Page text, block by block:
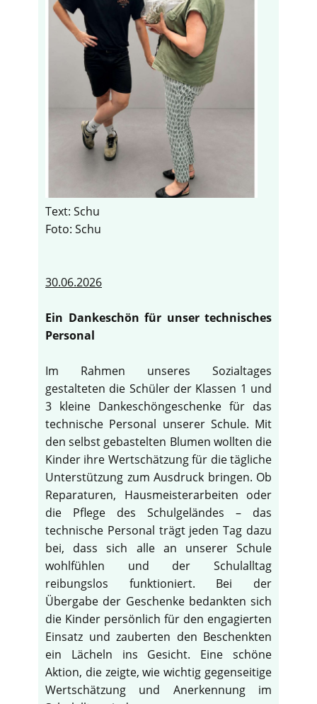
Text: Schu
Foto: Schu
30.06.2026
Ein Dankeschön für unser technisches
Personal
Im Rahmen unseres Sozialtages
gestalteten die Schüler der Klassen 1 und
3 kleine Dankeschöngeschenke für das
technische Personal unserer Schule. Mit
den selbst gebastelten Blumen wollten die
Kinder ihre Wertschätzung für die tägliche
Unterstützung zum Ausdruck bringen. Ob
Reparaturen, Hausmeisterarbeiten oder
die Pflege des Schulgeländes – das
technische Personal trägt jeden Tag dazu
bei, dass sich alle an unserer Schule
wohlfühlen und der Schulalltag
reibungslos funktioniert. Bei der
Übergabe der Geschenke bedankten sich
die Kinder persönlich für den engagierten
Einsatz und zauberten den Beschenkten
ein Lächeln ins Gesicht. Eine schöne
Aktion, die zeigte, wie wichtig gegenseitige
Wertschätzung und Anerkennung im